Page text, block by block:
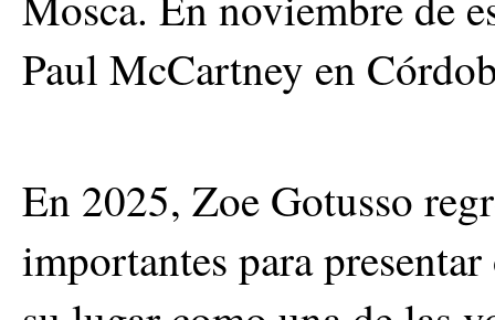
Paul McCartney en
En 2025, Zoe Gotusso
importantes para